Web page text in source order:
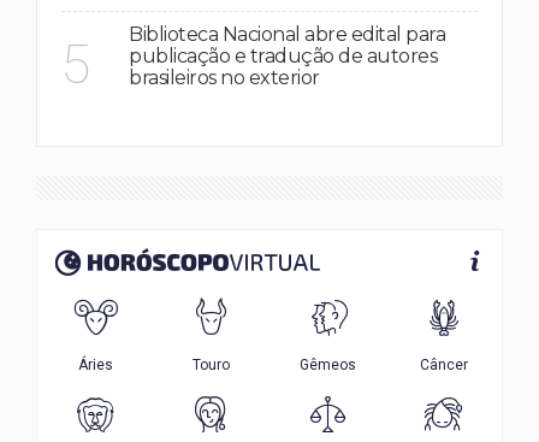
5
Biblioteca Nacional abre edital para
publicação e tradução de autores
brasileiros no exterior